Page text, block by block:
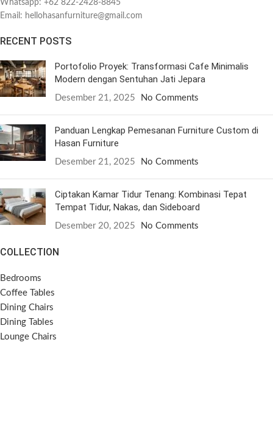
Whatsapp: +62 822-2428-8845
Email: hellohasanfurniture@gmail.com
RECENT POSTS
Portofolio Proyek: Transformasi Cafe Minimalis
Modern dengan Sentuhan Jati Jepara
Desember 21, 2025 No Comments
Panduan Lengkap Pemesanan Furniture Custom di
Hasan Furniture
Desember 21, 2025 No Comments
Ciptakan Kamar Tidur Tenang: Kombinasi Tepat
Tempat Tidur, Nakas, dan Sideboard
Desember 20, 2025 No Comments
COLLECTION
Bedrooms
Coffee Tables
Dining Chairs
Dining Tables
Lounge Chairs